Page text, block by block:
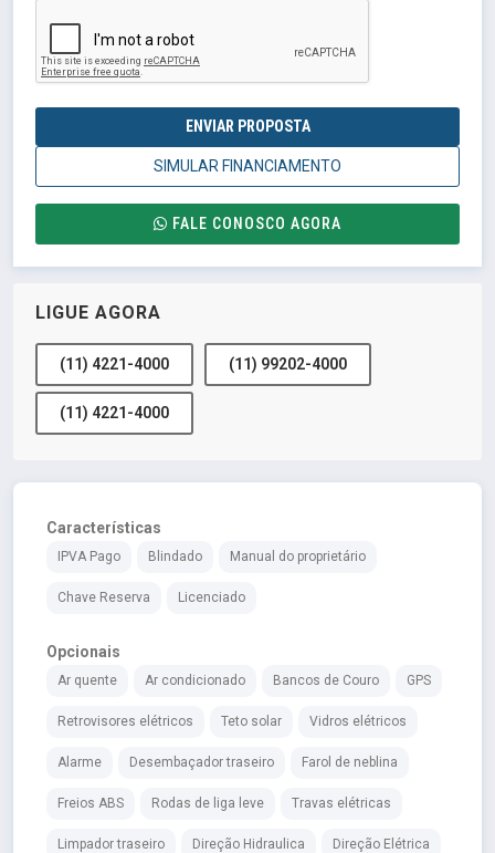
ENVIAR PROPOSTA
SIMULAR FINANCIAMENTO
FALE CONOSCO AGORA
LIGUE AGORA
(11) 4221-4000 (11) 99202-4000
(11) 4221-4000
Características
IPVA Pago Blindado Manual do proprietário
Chave Reserva Licenciado
Opcionais
Ar quente Ar condicionado Bancos de Couro GPS
Retrovisores elétricos Teto solar Vidros elétricos
Alarme Desembaçador traseiro Farol de neblina
Freios ABS Rodas de liga leve Travas elétricas
Limpador traseiro Direção Hidraulica Direção Elétrica